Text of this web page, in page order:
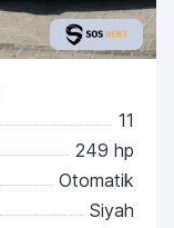
11
249 hp
Otomatik
Siyah